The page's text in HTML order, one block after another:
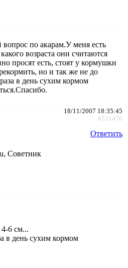
вопрос по акарам.У меня есть
возраста они считаются
просят есть, стоят у кормушки
но и так же не до
в день сухим кормом
18/11/2007 18:35:45
#531476
Ответить
Советник
6 см...
в день сухим кормом